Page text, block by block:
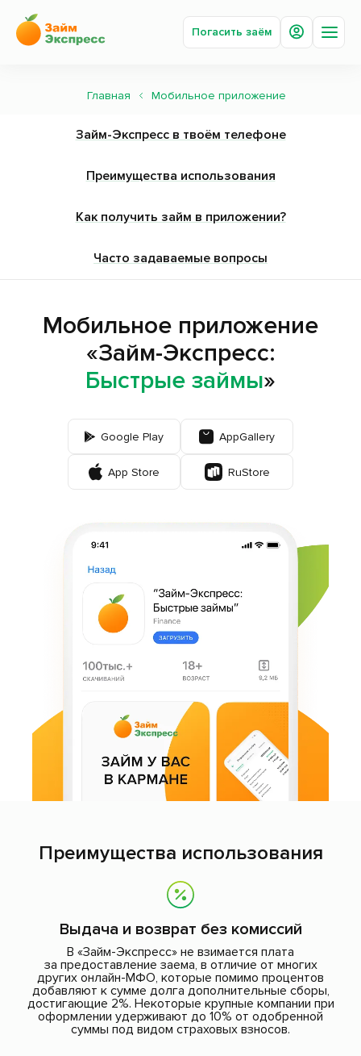
Погасить заём
Погасить заём
Под залог авто
Сотрудничество
Отзывы
Мобильное приложение
Пожаловаться
Главная Мобильное приложение
Мобильное приложение
«Займ-Экспресс:
Быстрые займы»
Займ-Экспресс в твоём телефоне
Преимущества использования
Как получить займ в приложении?
Часто задаваемые вопросы
Google Play AppGallery
App Store RuStore
Преимущества использования
Выдача и возврат без комиссий
В «Займ-Экспресс» не взимается плата
за предоставление заема, в отличие от многих
других онлайн-МФО, которые помимо процентов
добавляют к сумме долга дополнительные сборы,
достигающие 2%. Некоторые крупные компании при
оформлении удерживают до 10% от одобренной
суммы под видом страховых взносов.